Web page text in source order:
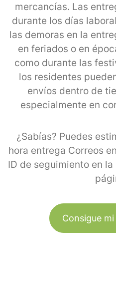
mercancías. Las
durante los días
las demoras en la
en feriados o en
como durante las
los residentes
envíos dentro de
especialmente en
¿Sabías? Puedes
hora entrega Correos
ID de seguimiento en
Consigue